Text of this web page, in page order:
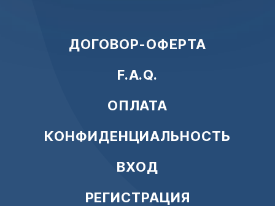
ДОГОВОР-ОФЕРТА
F.A.Q.
ОПЛАТА
КОНФИДЕНЦИАЛЬНОСТЬ
ВХОД
РЕГИСТРАЦИЯ